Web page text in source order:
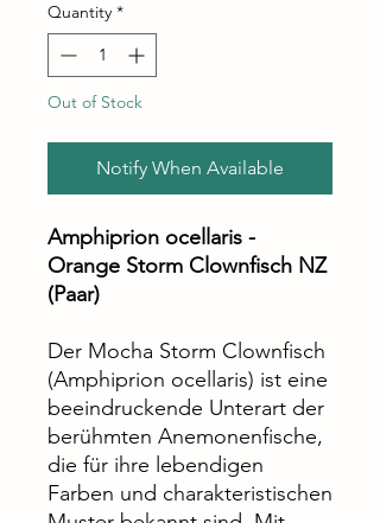
Quantity *
Out of Stock
Notify When Available
Amphiprion ocellaris -
Orange Storm Clownfisch NZ
(Paar)
Der Mocha Storm Clownfisch
(Amphiprion ocellaris) ist eine
beeindruckende Unterart der
berühmten Anemonenfische,
die für ihre lebendigen
Farben und charakteristischen